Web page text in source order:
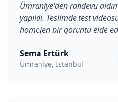
Ümraniye'den randevu
yapıldı. Teslimde test
homojen bir görüntü elde
Sema Ertürk
Ümraniye, İstanbul